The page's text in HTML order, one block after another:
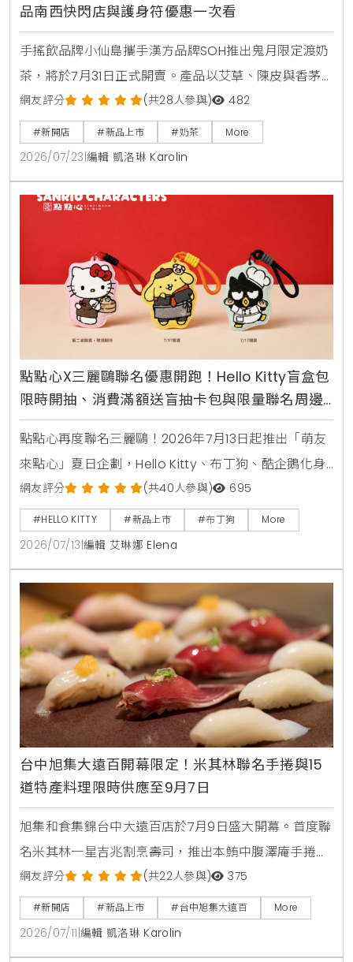
品南西快閃店與護身符優惠一次看
手搖飲品牌小仙島攜手漢方品牌SOH推出鬼月限定渡奶
茶，將於7月31日正式開賣。產品以艾草、陳皮與香茅
等草本食材入茶，帶給讀者清爽去悶的全新風味。同步
登場的還有誠品生活台北南西店快閃店，以及與
Allumer Dessert合作的中秋甜點禮盒，提供豐富的生
活體驗與門市優惠。
網友評分 (共28人參與) 482
#新開店 #新品上市 #奶茶 More
2026/07/23 編輯 凱洛琳 Karolin
點點心X三麗鷗聯名優惠開跑！Hello Kitty盲盒包
限時開抽、消費滿額送盲抽卡包與限量聯名周邊
攻略
點點心再度聯名三麗鷗！2026年7月13日起推出「萌友
來點心」夏日企劃，Hello Kitty、布丁狗、酷企鵝化身
店長與主廚進駐全台點點心，推出首創美食盲盒豬仔
包、蘋果派西多士等11款限定港點，還有全台8間加碼打
卡門市與MagSafe磁吸手機支架、電繡皮革卡套等限
量周邊等你搶購。
網友評分 (共40人參與) 695
#HELLO KITTY #新品上市 #布丁狗 More
2026/07/13 編輯 艾琳娜 Elena
台中旭集大遠百開幕限定！米其林聯名手捲與15
道特產料理限時供應至9月7日
旭集和食集錦台中大遠百店於7月9日盛大開幕。首度聯
名米其林一星吉兆割烹壽司，推出本鮪中腹澤庵手捲與
蟹肉海膽空氣春捲。同步引進日本蜜柑鰤魚與NISSEI霜
淇淋聖代，更將台中在地的麻薏、大甲芋頭、東泉辣椒
醬融入和食料理中，打造15道只供應到9月7日的台中限
定旬味。
網友評分 (共22人參與) 375
#新開店 #新品上市 #台中旭集大遠百 More
2026/07/11 編輯 凱洛琳 Karolin